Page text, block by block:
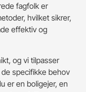
fagfolk er
hvilket sikrer,
effektiv og
og vi tilpasser
specifikke behov
er en boligejer, en